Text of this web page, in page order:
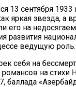
13 сентября
яркая звезда, а
его на
развития
ведущую роль.
себя на
на стихи
баллада